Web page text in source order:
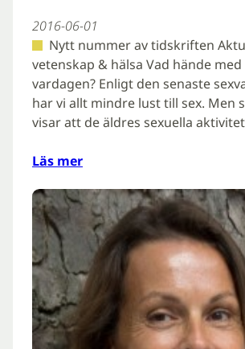
2016-06-01
Nytt nummer av tidskriften
vetenskap & hälsa Vad hände
vardagen? Enligt den senaste
har vi allt mindre lust till sex. Men
visar att de äldres sexuella
Läs mer